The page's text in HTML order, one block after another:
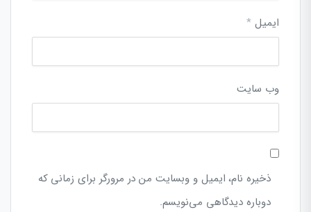
ایمیل *
وب‌ سایت
ذخیره نام، ایمیل و وبسایت من در مرورگر برای زمانی که
دوباره دیدگاهی می‌نویسم.